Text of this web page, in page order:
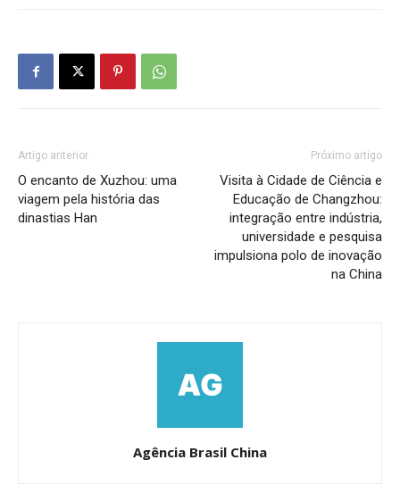
Artigo anterior
O encanto de Xuzhou: uma
viagem pela história das
dinastias Han
Próximo artigo
Visita à Cidade de Ciência e
Educação de Changzhou:
integração entre indústria,
universidade e pesquisa
impulsiona polo de inovação
na China
Agência Brasil China